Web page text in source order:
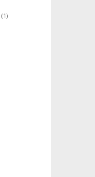
(1)